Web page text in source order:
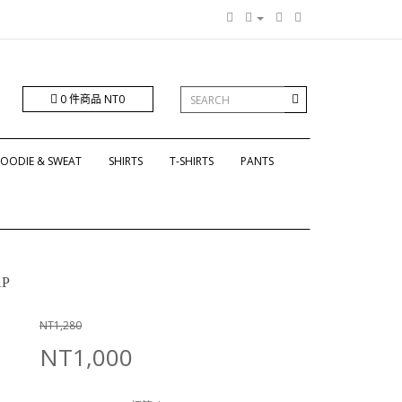
0 件商品 NT0
& SWEAT SHIRTS T-SHIRTS PANTS
NT1,280
NT1,000